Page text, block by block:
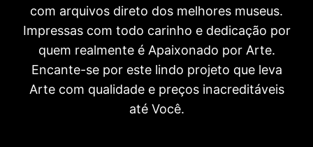
com arquivos direto dos melhores museus.
Impressas com todo carinho e dedicação por
quem realmente é Apaixonado por Arte.
Encante-se por este lindo projeto que leva
Arte com qualidade e preços inacreditáveis
até Você.